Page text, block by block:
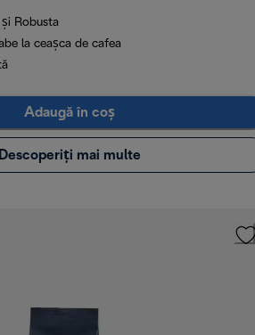
Robusta
la ceașca de cafea
Adaugă în coș
Descoperiți mai multe